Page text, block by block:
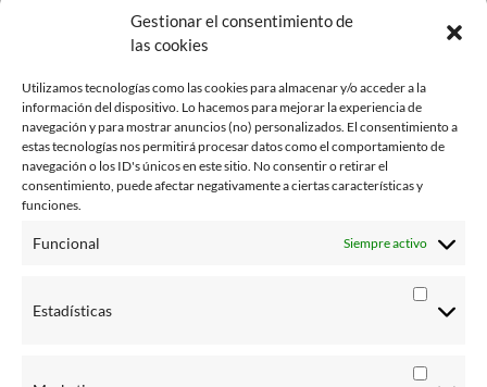
Gestionar el consentimiento de
las cookies
Utilizamos tecnologías como las cookies para almacenar y/o acceder a la
información del dispositivo. Lo hacemos para mejorar la experiencia de
navegación y para mostrar anuncios (no) personalizados. El consentimiento a
estas tecnologías nos permitirá procesar datos como el comportamiento de
navegación o los ID's únicos en este sitio. No consentir o retirar el
consentimiento, puede afectar negativamente a ciertas características y
funciones.
Funcional Siempre activo
Estadísticas
septiembre 2015
enero 2015
octubre 2014
julio 2014
junio 2014
enero 2014
agosto 2013